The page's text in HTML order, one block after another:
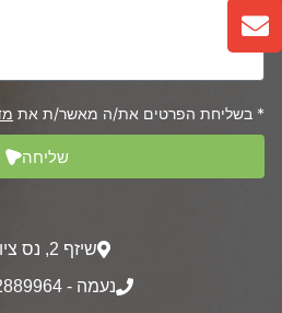
* בשליחת הפרטים את/ה מאשר/ת את
שליחה
שיזף 2‎, נס ציונה
נעמה - 054-2889964